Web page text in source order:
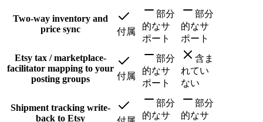
Two-way inventory and
price sync
付属
部分
的なサ
ポート
部分
的なサ
ポート
Etsy tax / marketplace-
facilitator mapping to your
posting groups
付属
部分
的なサ
ポート
含ま
れてい
ない
Shipment tracking write-
back to Etsy
部分
的なサ
部分
的なサ